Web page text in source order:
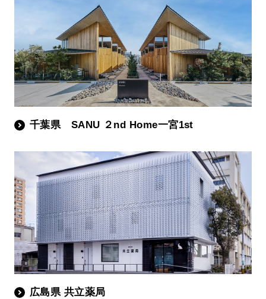
千葉県 SANU ２nd Home一宮1st
広島県 共立薬局